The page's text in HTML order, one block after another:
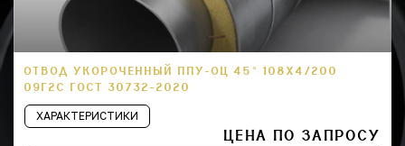
ОТВОД УКОРОЧЕННЫЙ ППУ-ОЦ 45° 108Х4/200
09Г2С ГОСТ 30732-2020
ХАРАКТЕРИСТИКИ
ЦЕНА ПО ЗАПРОСУ